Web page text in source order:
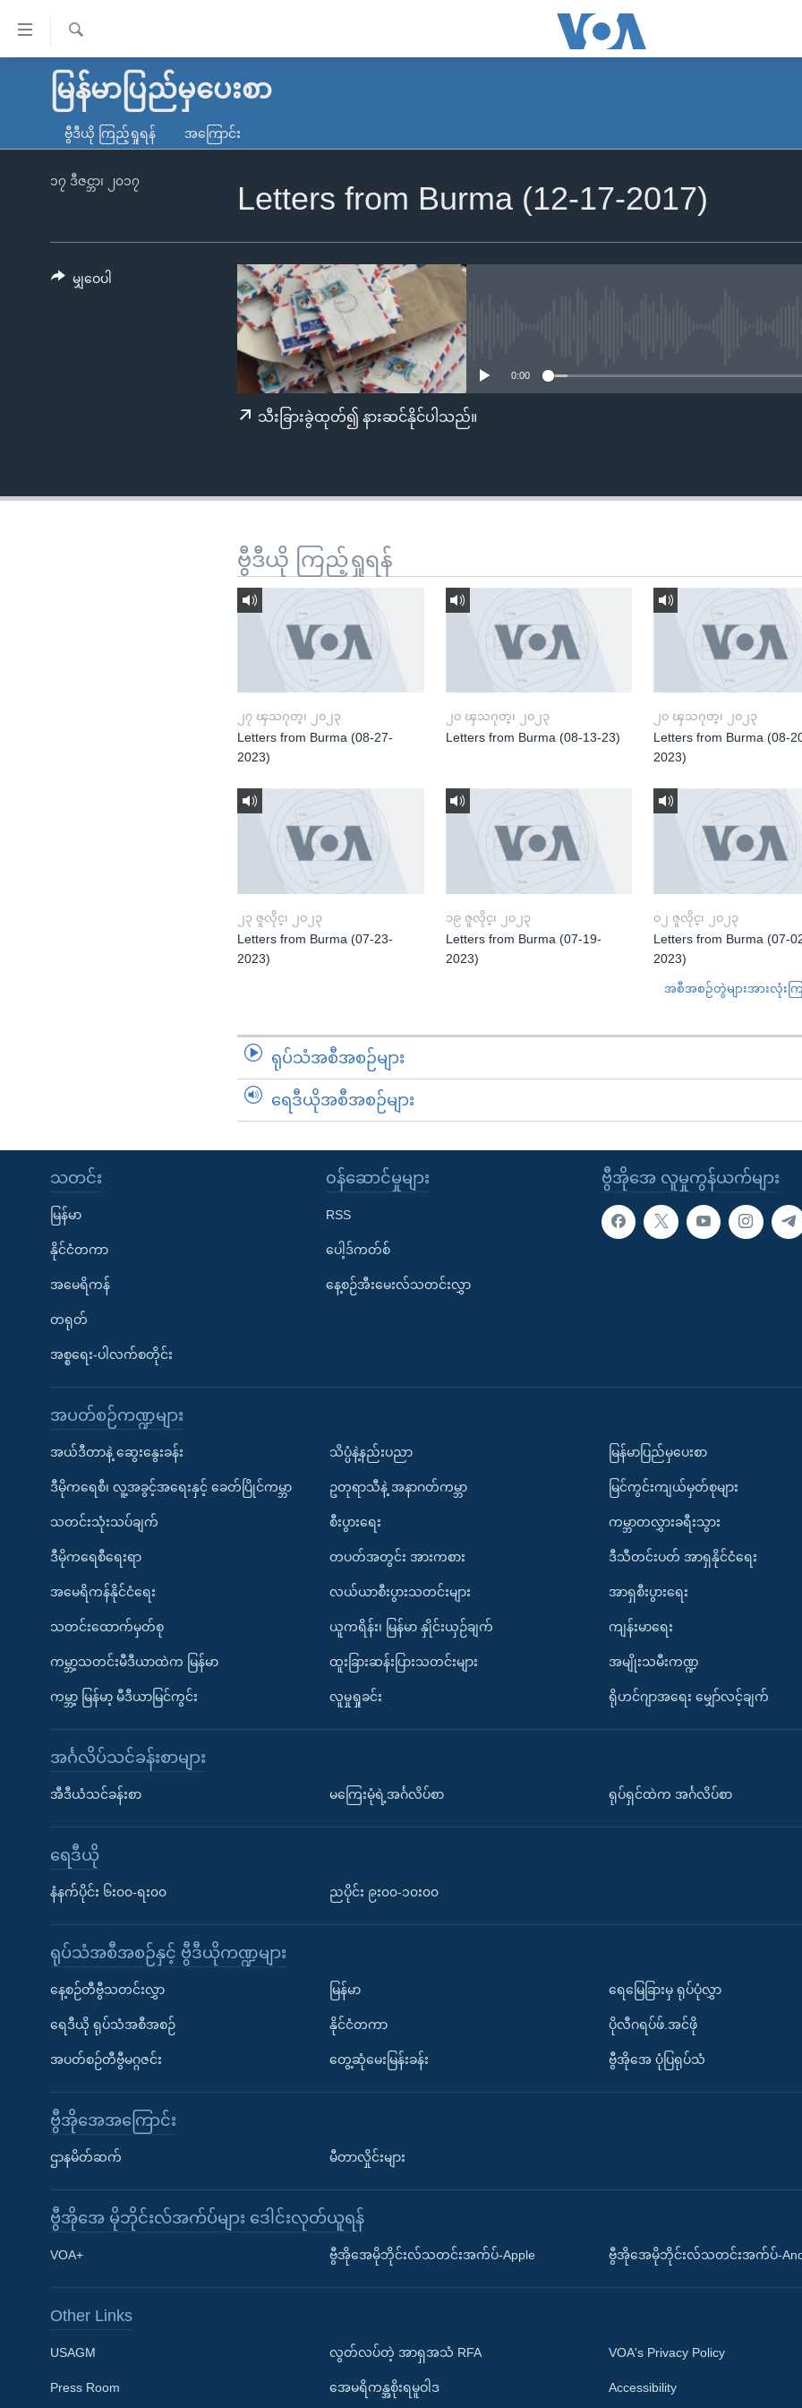
လွယ်ကူ
သည့်
ကျော်
မူလစာမျက်နှာ
ကမ္ဘာ့သတင်းများ
နိုင်ငံတကာ
တရုတ်
အစ္စရေး-ပါလက်စတိုင်း
ရပ်ဝန်းတခု လမ်းတခု အလွန်
အင်္ဂလိပ်စာလေ့လာမယ်
Learning English
ဘာသာစကားများ
ရှာဖွေ
ရ
လာ
မြန်မာပြည်မှပေးစာ
ဗွီဒီယို ကြည့်ရှုရန် အကြောင်း
Letters from Burma (12-17-2017)
၁၇ ဒီဇင္ဘာ၊ ၂၀၁၇
0:00
သီးခြားခွဲထုတ်၍ နားဆင်နိုင်ပါသည်။
မျှဝေပါ
ဗွီဒီယို ကြည့်ရှုရန်
၂၇ ၾသဂုတ္၊ ၂၀၂၃
Letters from Burma (08-27-
2023)
၂၀ ၾသဂုတ္၊ ၂၀၂၃
Letters from Burma (08-13-23)
၂၀ ၾသဂုတ္၊ ၂၀၂၃
Letters from Burma (08-
2023)
၂၃ ဇူလိုင္၊ ၂၀၂၃
Letters from Burma (07-23-
2023)
၁၉ ဇူလိုင္၊ ၂၀၂၃
Letters from Burma (07-19-
2023)
၀၂ ဇူလိုင္၊ ၂၀၂၃
Letters from Burma (07-
2023)
အစီအစဉ်တွဲများအားလုံးက
ရုပ်သံအစီအစဉ်များ
ရေဒီယိုအစီအစဉ်များ
ဗွီအိုအေ လူမှုကွန်ယက်များ
သတင်း
မြန်မာ
နိုင်ငံတကာ
အမေရိကန်
တရုတ်
အစ္စရေး-ပါလက်စတိုင်း
၀န်ဆောင်မှုများ
RSS
ပေါ့ဒ်ကတ်စ်
နေ့စဉ်အီးမေးလ်သတင်းလွှာ
အပတ်စဉ်ကဏ္ဍများ
အယ်ဒီတာနဲ့ ဆွေးနွေးခန်း
ဒီမိုကရေစီ၊ လူ့အခွင့်အရေးနှင့် ခေတ်ပြိုင်ကမ္ဘာ
သတင်းသုံးသပ်ချက်
ဒီမိုကရေစီရေးရာ
အမေရိကန်နိုင်ငံရေး
သတင်းထောက်မှတ်စု
ကမ္ဘာ့သတင်းမီဒီယာထဲက မြန်မာ
ကမ္ဘာ့ မြန်မာ့ မီဒီယာမြင်ကွင်း
သိပ္ပံနဲ့နည်းပညာ
ဥတုရာသီနဲ့ အနာဂတ်ကမ္ဘာ
စီးပွားရေး
တပတ်အတွင်း အားကစား
လယ်ယာစီးပွားသတင်းများ
ယူကရိန်း၊ မြန်မာ နှိုင်းယှဉ်ချက်
ထူးခြားဆန်းပြားသတင်းများ
လူမှုရှုခင်း
မြန်မာပြည်မှပေးစာ
မြင်ကွင်းကျယ်မှတ်စုများ
ကမ္ဘာတလွှားခရီးသွား
ဒီသီတင်းပတ် အာရှနိုင်ငံရေး
အာရှစီးပွားရေး
ကျန်းမာရေး
အမျိုးသမီးကဏ္ဍ
ရိုဟင်ဂျာအရေး မျှော်လင့်ချက်
အင်္ဂလိပ်သင်ခန်းစာများ
အီဒီယံသင်ခန်းစာ မကြေးမုံရဲ့အင်္ဂလိပ်စာ ရုပ်ရှင်ထဲက အင်္ဂလိပ်စာ
ရေဒီယို
နံနက်ပိုင်း ၆း၀၀-ရး၀၀ ညပိုင်း ၉း၀၀-၁၀း၀၀
ရုပ်သံအစီအစဉ်နှင့် ဗွီဒီယိုကဏ္ဍများ
နေ့စဉ်တီဗွီသတင်းလွှာ
ရေဒီယို ရုပ်သံအစီအစဉ်
အပတ်စဉ်တီဗွီမဂ္ဂဇင်း
မြန်မာ
နိုင်ငံတကာ
တွေ့ဆုံမေးမြန်းခန်း
ရေမြေခြားမှ ရုပ်ပုံလွှာ
ပိုလီဂရပ်ဖ်.အင်ဖို
ဗွီအိုအေ ပုံပြရုပ်သံ
ဗွီအိုအေအကြောင်း
ဌာနမိတ်ဆက် မီတာလှိုင်းများ
ဗွီအိုအေ မိုဘိုင်းလ်အက်ပ်များ ဒေါင်းလုတ်ယူရန်
VOA+ ဗွီအိုအေမိုဘိုင်းလ်သတင်းအက်ပ်-Apple ဗွီအိုအေမိုဘိုင်းလ်သတင်းအက်ပ်-
Other Links
USAGM
Press Room
လွတ်လပ်တဲ့ အာရှအသံ RFA
အေမရိကန္အစိုးရမူဝါဒ
VOA's Privacy Policy
Accessibility